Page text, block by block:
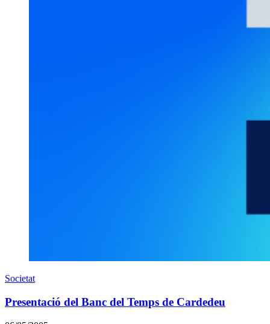
Societat
Presentació del Banc del Temps de Cardedeu